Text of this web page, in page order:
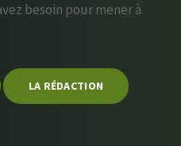
besoin pour mener à
LA RÉDACTION